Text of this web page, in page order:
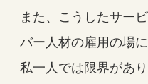
また、こうしたサー
バー人材の雇用の場に
私一人では限界があ